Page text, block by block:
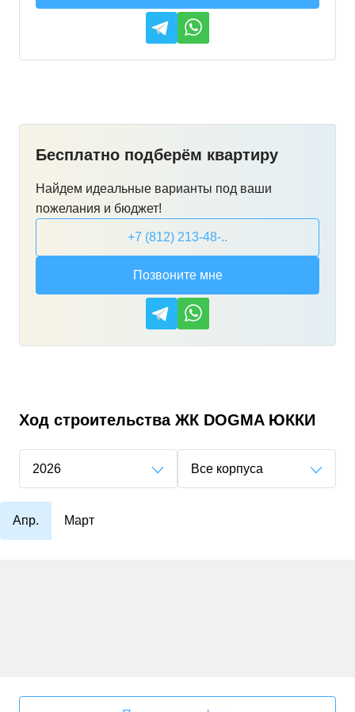
Бесплатно подберём квартиру
Найдем идеальные варианты под ваши
пожелания и бюджет!
+7 (812) 213-48-..
Позвоните мне
Ход строительства ЖК DOGMA ЮККИ
2026 Все корпуса
Апр. Март